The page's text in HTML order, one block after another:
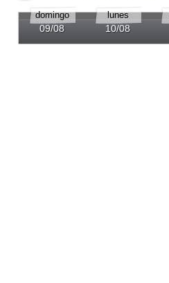
domingo
09/08
lunes
10/08